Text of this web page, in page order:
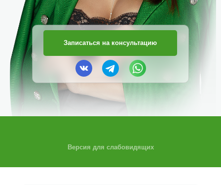
Записаться на консультацию
Версия для слабовидящих